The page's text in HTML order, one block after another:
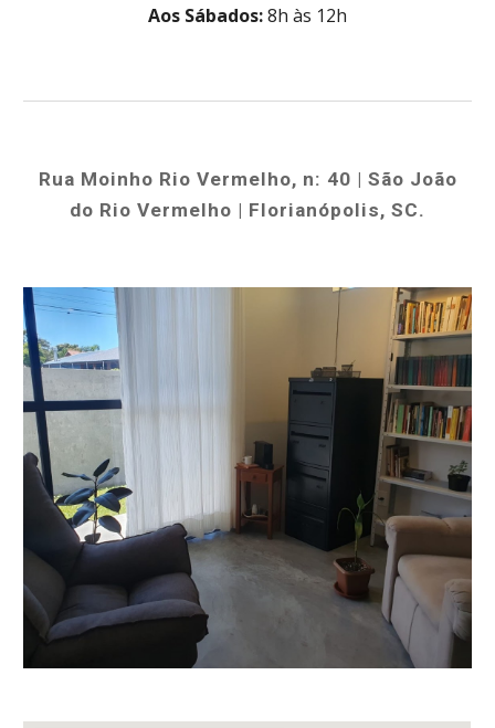
Aos Sábados:8h às 12h
Rua Moinho Rio Vermelho, n: 40 | São João
do Rio Vermelho | Florianópolis, SC.